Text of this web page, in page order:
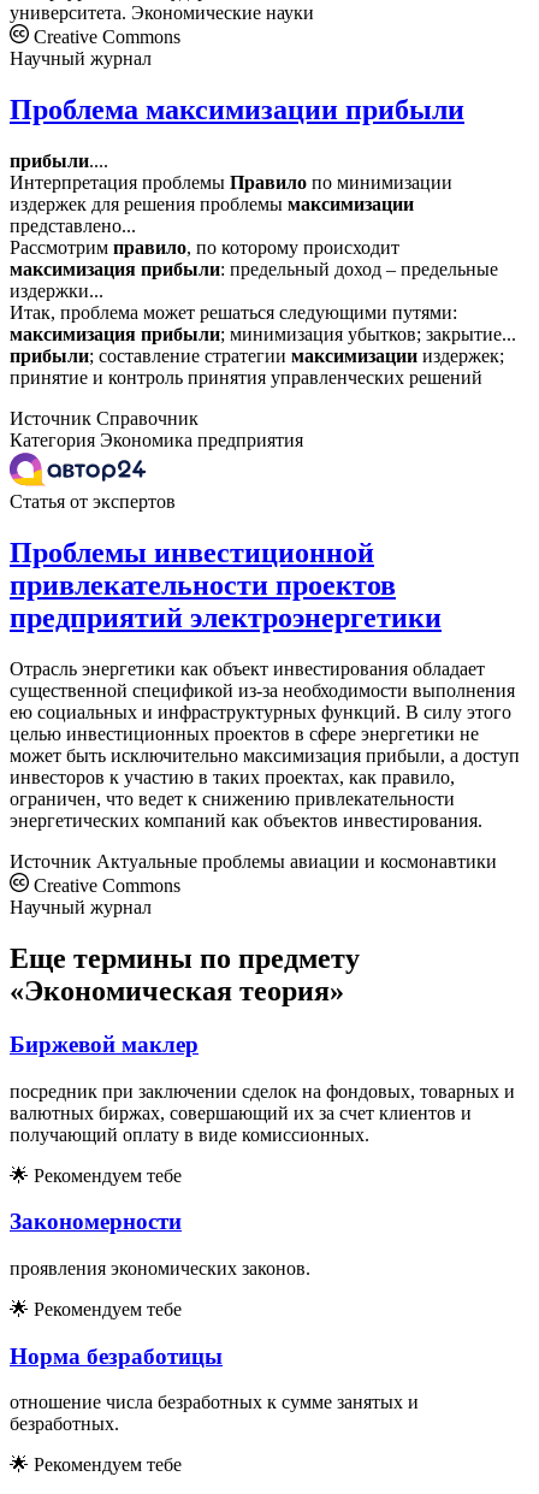
университета. Экономические науки
Creative Commons
Научный журнал
Проблема максимизации прибыли
прибыли....
Интерпретация проблемы Правило по минимизации
издержек для решения проблемы максимизации
представлено...
Рассмотрим правило, по которому происходит
максимизация прибыли: предельный доход – предельные
издержки...
Итак, проблема может решаться следующими путями:
максимизация прибыли; минимизация убытков; закрытие...
прибыли; составление стратегии максимизации издержек;
принятие и контроль принятия управленческих решений
Источник Справочник
Категория Экономика предприятия
Статья от экспертов
Проблемы инвестиционной
привлекательности проектов
предприятий электроэнергетики
Отрасль энергетики как объект инвестирования обладает
существенной спецификой из-за необходимости выполнения
ею социальных и инфраструктурных функций. В силу этого
целью инвестиционных проектов в сфере энергетики не
может быть исключительно максимизация прибыли, а доступ
инвесторов к участию в таких проектах, как правило,
ограничен, что ведет к снижению привлекательности
энергетических компаний как объектов инвестирования.
Источник Актуальные проблемы авиации и космонавтики
Creative Commons
Научный журнал
Еще термины по предмету
«Экономическая теория»
Биржевой маклер
посредник при заключении сделок на фондовых, товарных и
валютных биржах, совершающий их за счет клиентов и
получающий оплату в виде комиссионных.
🌟 Рекомендуем тебе
Закономерности
проявления экономических законов.
🌟 Рекомендуем тебе
Норма безработицы
отношение числа безработных к сумме занятых и
безработных.
🌟 Рекомендуем тебе